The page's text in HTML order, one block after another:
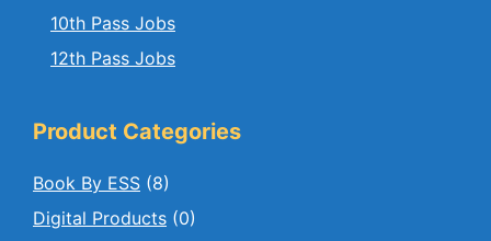
10th Pass Jobs
12th Pass Jobs
Product Categories
Book By ESS (8)
Digital Products (0)